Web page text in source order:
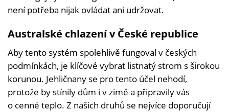
není potřeba nijak ovládat ani udržovat.
Australské chlazení v České republice
Aby tento systém spolehlivě fungoval v českých
podmínkách, je klíčové vybrat listnatý strom s širokou
korunou. Jehličnany se pro tento účel nehodí,
protože by stínily dům i v zimě a připravily vás
o cenné teplo. Z našich druhů se nejvíce doporučují